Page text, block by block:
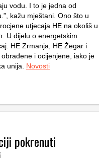
vodu. I to je jedna od
kažu mještani. Ono što u
utjecaja HE na okoliš u
U dijelu o energetskim
HE Zrmanja, HE Žegar i
i ocijenjene, iako je
unija. Novosti
pokrenuti